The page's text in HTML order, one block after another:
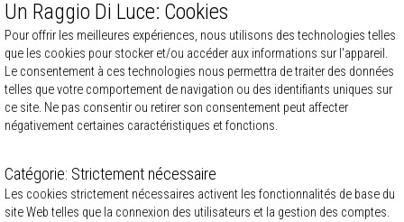
Un Raggio Di Luce: Cookies
Pour offrir les meilleures expériences, nous utilisons des technologies telles
que les cookies pour stocker et/ou accéder aux informations sur l'appareil.
Le consentement à ces technologies nous permettra de traiter des données
telles que votre comportement de navigation ou des identifiants uniques sur
ce site. Ne pas consentir ou retirer son consentement peut affecter
négativement certaines caractéristiques et fonctions.
Catégorie: Strictement nécessaire
Les cookies strictement nécessaires activent les fonctionnalités de base du
site Web telles que la connexion des utilisateurs et la gestion des comptes.